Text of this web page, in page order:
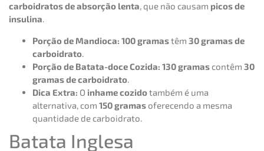
carboidratos de absorção lenta, que não causam picos de
insulina.
Porção de Mandioca: 100 gramastêm 30 gramas de
carboidrato.
Porção de Batata-doce Cozida: 130 gramas contêm 30
gramas de carboidrato.
Dica Extra: O inhame cozidotambém é uma
alternativa, com 150 gramas oferecendo a mesma
quantidade de carboidrato.
Batata Inglesa